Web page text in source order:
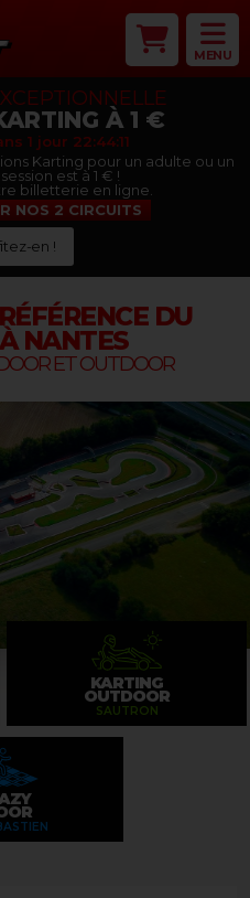
MENU
À 1 €
1 jour 22:44:10
Karting pour un adulte ou un
est à 1 € !
billetterie en ligne.
NOS 2 CIRCUITS
en !
DU
NANTES
ET OUTDOOR
KARTING
OUTDOOR
SAUTRON